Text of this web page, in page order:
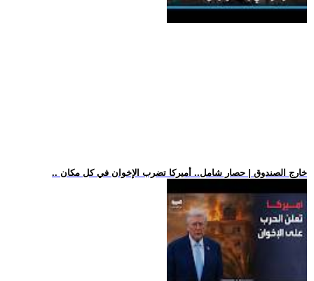
.. خارج الصندوق | حصار شامل.. أميركا تضرب الإخوان في كل مكان